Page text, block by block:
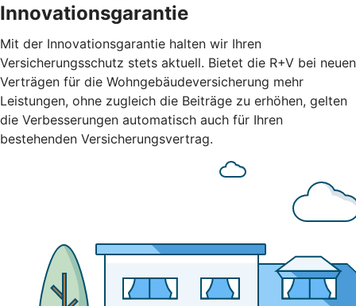
Innovationsgarantie
Mit der Innovationsgarantie halten wir Ihren
Versicherungsschutz stets aktuell. Bietet die R+V bei neuen
Verträgen für die Wohngebäudeversicherung mehr
Leistungen, ohne zugleich die Beiträge zu erhöhen, gelten
die Verbesserungen automatisch auch für Ihren
bestehenden Versicherungsvertrag.